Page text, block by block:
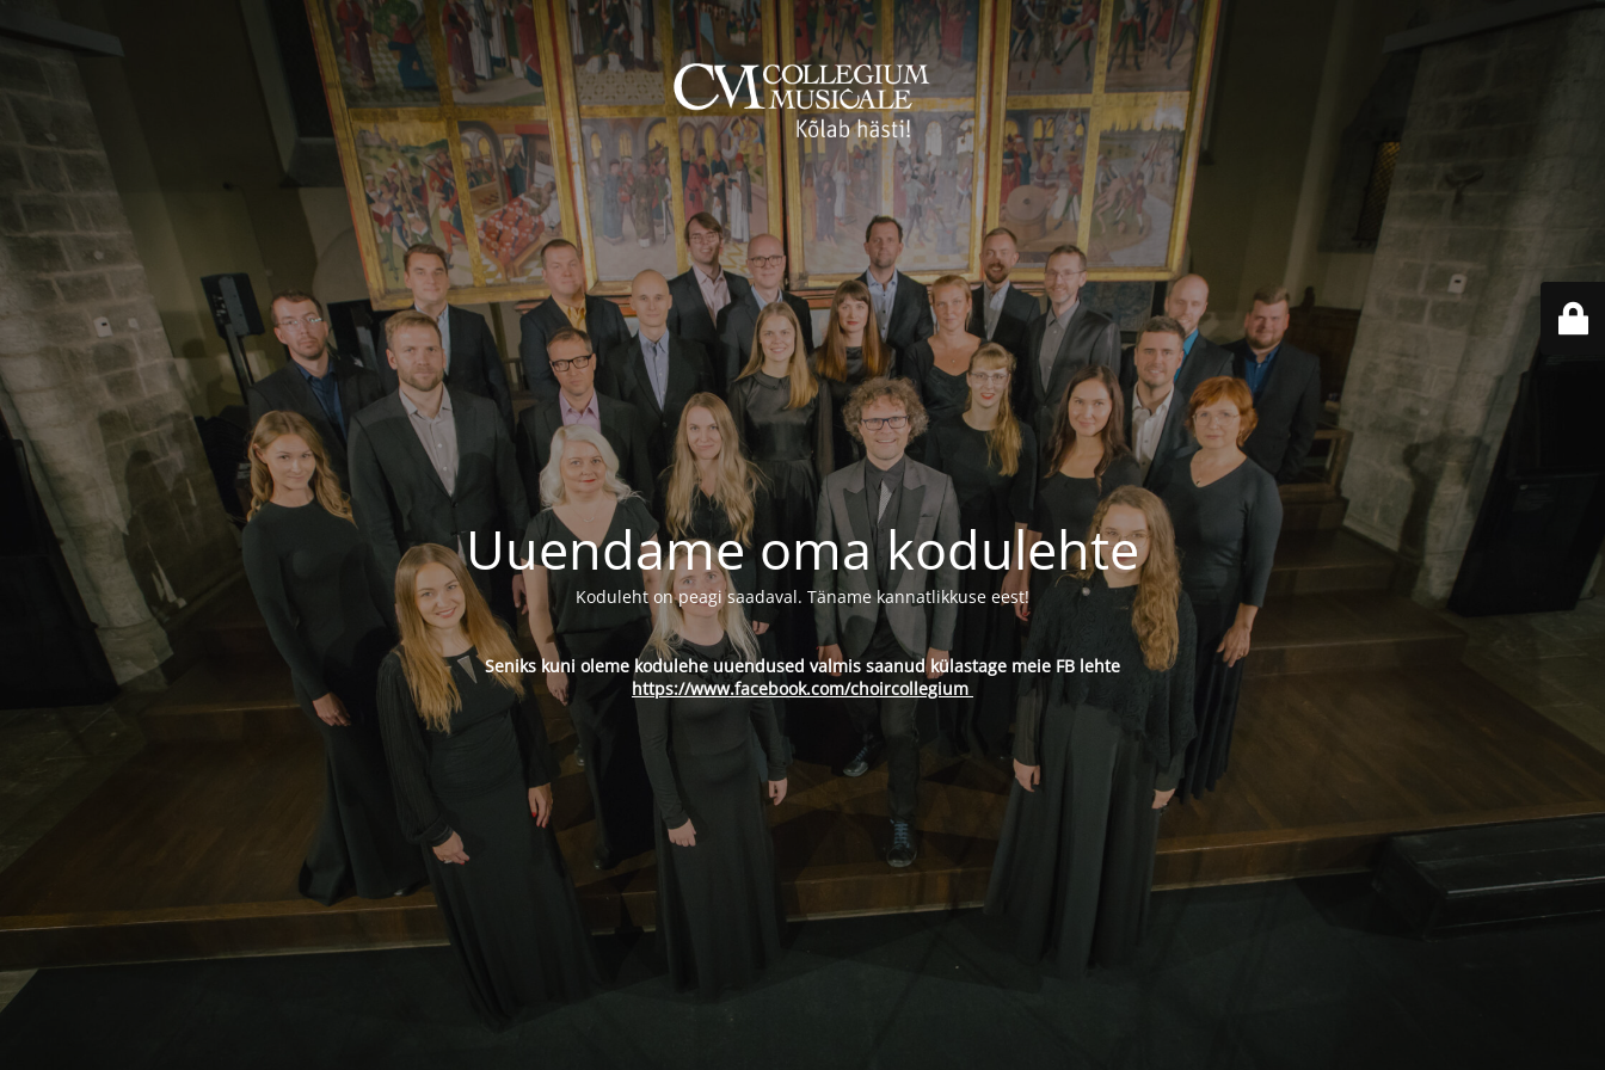
Uuendame oma kodulehte
Koduleht on peagi saadaval. Täname kannatlikkuse eest!
Seniks kuni oleme kodulehe uuendused valmis saanud külastage meie FB lehte
https://www.facebook.com/choircollegium